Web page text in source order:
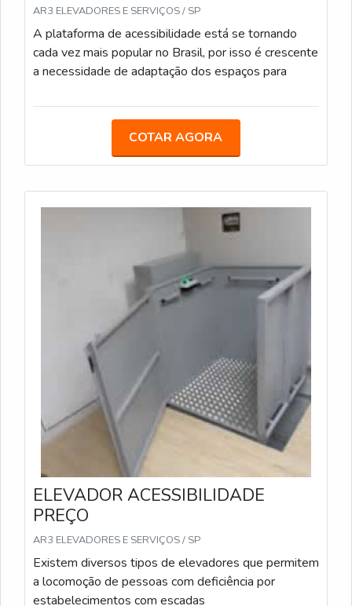
AR3 ELEVADORES E SERVIÇOS / SP
A plataforma de acessibilidade está se tornando
cada vez mais popular no Brasil, por isso é crescente
a necessidade de adaptação dos espaços para
COTAR AGORA
ELEVADOR ACESSIBILIDADE
PREÇO
AR3 ELEVADORES E SERVIÇOS / SP
Existem diversos tipos de elevadores que permitem
a locomoção de pessoas com deficiência por
estabelecimentos com escadas